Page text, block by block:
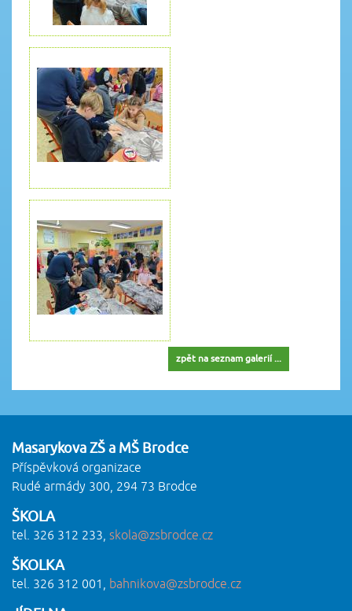
zpět na seznam galerií ...
Masarykova ZŠ a MŠ Brodce
Příspěvková organizace
Rudé armády 300, 294 73 Brodce
ŠKOLA
tel. 326 312 233, skola@zsbrodce.cz
ŠKOLKA
tel. 326 312 001, bahnikova@zsbrodce.cz